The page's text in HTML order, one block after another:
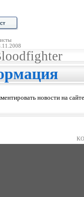
новости на